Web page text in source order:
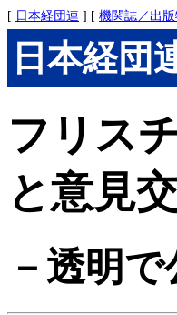
[ 日本経団連 ] [ 機関誌／出版
日本経団
フリス
と意見
－透明